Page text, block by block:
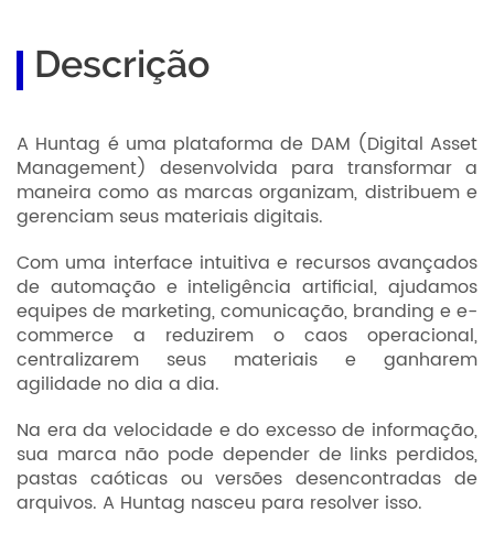
Descrição
A Huntag é uma plataforma de DAM (Digital Asset
Management) desenvolvida para transformar a
maneira como as marcas organizam, distribuem e
gerenciam seus materiais digitais.
Com uma interface intuitiva e recursos avançados
de automação e inteligência artificial, ajudamos
equipes de marketing, comunicação, branding e e-
commerce a reduzirem o caos operacional,
centralizarem seus materiais e ganharem
agilidade no dia a dia.
Na era da velocidade e do excesso de informação,
sua marca não pode depender de links perdidos,
pastas caóticas ou versões desencontradas de
arquivos. A Huntag nasceu para resolver isso.